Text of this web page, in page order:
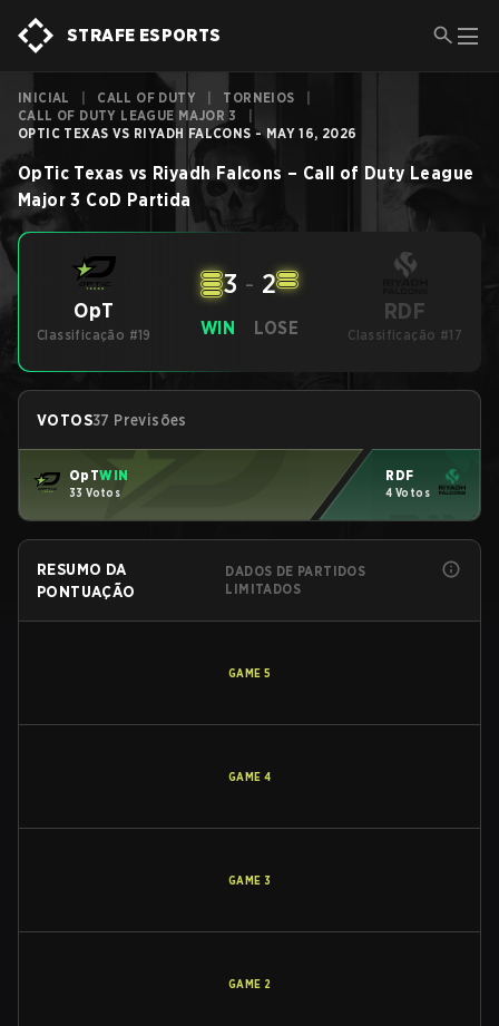
STRAFE ESPORTS
INICIAL CALL OF DUTY TORNEIOS
CALL OF DUTY LEAGUE MAJOR 3
OPTIC TEXAS VS RIYADH FALCONS - MAY 16, 2026
OpTic Texas vs Riyadh Falcons – Call of Duty League
Major 3 CoD Partida
OpT
Classificação #19 WIN
3 - 2
LOSE
RDF
Classificação #17
VOTOS37 Previsões
OpTWIN
33 Votos
RDF
4 Votos
RESUMO DA
PONTUAÇÃO
DADOS DE PARTIDOS
LIMITADOS
GAME 5
GAME 4
GAME 3
GAME 2